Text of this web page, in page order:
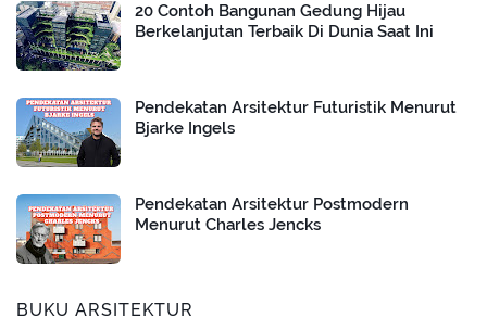
20 Contoh Bangunan Gedung Hijau
Berkelanjutan Terbaik Di Dunia Saat Ini
Pendekatan Arsitektur Futuristik Menurut
Bjarke Ingels
Pendekatan Arsitektur Postmodern
Menurut Charles Jencks
BUKU ARSITEKTUR